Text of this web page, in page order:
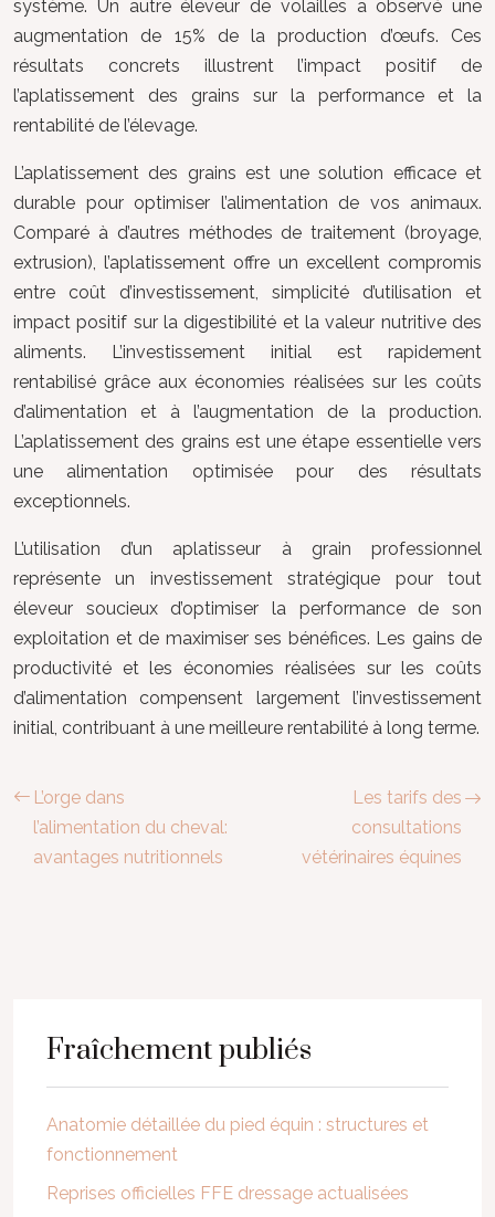
système. Un autre éleveur de volailles a observé une
augmentation de 15% de la production d’œufs. Ces
résultats concrets illustrent l’impact positif de
l’aplatissement des grains sur la performance et la
rentabilité de l’élevage.
L’aplatissement des grains est une solution efficace et
durable pour optimiser l’alimentation de vos animaux.
Comparé à d’autres méthodes de traitement (broyage,
extrusion), l’aplatissement offre un excellent compromis
entre coût d’investissement, simplicité d’utilisation et
impact positif sur la digestibilité et la valeur nutritive des
aliments. L’investissement initial est rapidement
rentabilisé grâce aux économies réalisées sur les coûts
d’alimentation et à l’augmentation de la production.
L’aplatissement des grains est une étape essentielle vers
une alimentation optimisée pour des résultats
exceptionnels.
L’utilisation d’un aplatisseur à grain professionnel
représente un investissement stratégique pour tout
éleveur soucieux d’optimiser la performance de son
exploitation et de maximiser ses bénéfices. Les gains de
productivité et les économies réalisées sur les coûts
d’alimentation compensent largement l’investissement
initial, contribuant à une meilleure rentabilité à long terme.
L’orge dans
l’alimentation du cheval:
avantages nutritionnels
Les tarifs des
consultations
vétérinaires équines
Fraîchement publiés
Anatomie détaillée du pied équin : structures et
fonctionnement
Reprises officielles FFE dressage actualisées